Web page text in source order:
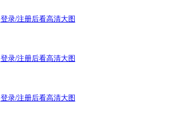
登录/注册后看高清大图
登录/注册后看高清大图
登录/注册后看高清大图